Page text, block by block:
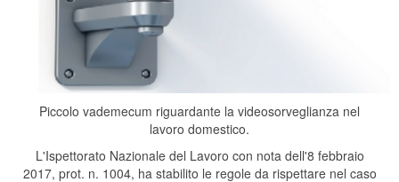
Piccolo vademecum riguardante la videosorveglianza nel
lavoro domestico.
L'Ispettorato Nazionale del Lavoro con nota dell'8 febbraio
2017, prot. n. 1004, ha stabilito le regole da rispettare nel caso